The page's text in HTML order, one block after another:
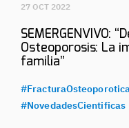
27 OCT 2022
SEMERGENVIVO:
Osteoporosis: La
familia”
#NovedadesCientificas